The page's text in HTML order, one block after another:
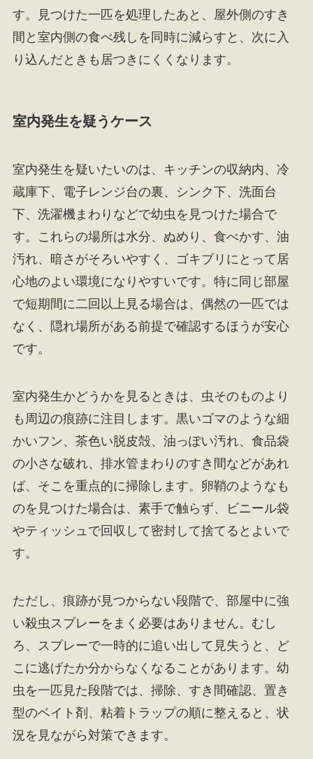
す。見つけた一匹を処理したあと、屋外側のすき
間と室内側の食べ残しを同時に減らすと、次に入
り込んだときも居つきにくくなります。
室内発生を疑うケース
室内発生を疑いたいのは、キッチンの収納内、冷
蔵庫下、電子レンジ台の裏、シンク下、洗面台
下、洗濯機まわりなどで幼虫を見つけた場合で
す。これらの場所は水分、ぬめり、食べかす、油
汚れ、暗さがそろいやすく、ゴキブリにとって居
心地のよい環境になりやすいです。特に同じ部屋
で短期間に二回以上見る場合は、偶然の一匹では
なく、隠れ場所がある前提で確認するほうが安心
です。
室内発生かどうかを見るときは、虫そのものより
も周辺の痕跡に注目します。黒いゴマのような細
かいフン、茶色い脱皮殻、油っぽい汚れ、食品袋
の小さな破れ、排水管まわりのすき間などがあれ
ば、そこを重点的に掃除します。卵鞘のようなも
のを見つけた場合は、素手で触らず、ビニール袋
やティッシュで回収して密封して捨てるとよいで
す。
ただし、痕跡が見つからない段階で、部屋中に強
い殺虫スプレーをまく必要はありません。むし
ろ、スプレーで一時的に追い出して見失うと、ど
こに逃げたか分からなくなることがあります。幼
虫を一匹見た段階では、掃除、すき間確認、置き
型のベイト剤、粘着トラップの順に整えると、状
況を見ながら対策できます。